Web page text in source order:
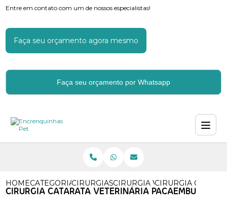
Entre em contato com um de nossos especialistas!
Faça seu orçamento agora mesmo
Faça seu orçamento por Whatsapp
HOMECATEGORIASCIRURGIAS VETERINARIAS
CIRURGIA VETERINARIA
CIRURGIA
CIRURGIA CATARATA VETERINÁRIA PACAEMBU